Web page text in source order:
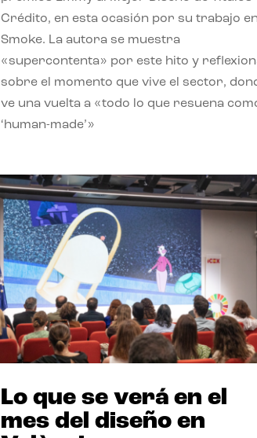
Crédito, en esta ocasión por su trabajo
Smoke. La autora se muestra
«supercontenta» por este hito y
sobre el momento que vive el sector,
ve una vuelta a «todo lo que resuena
‘human-made’»
Lo que se verá en el
mes del diseño en